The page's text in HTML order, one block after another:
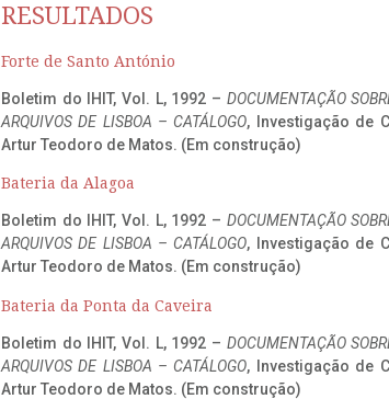
RESULTADOS
Forte de Santo António
Boletim do IHIT, Vol. L, 1992 – DOCUMENTAÇÃO
ARQUIVOS DE LISBOA – CATÁLOGO, Investigação de
Artur Teodoro de Matos. (Em construção)
Bateria da Alagoa
Boletim do IHIT, Vol. L, 1992 – DOCUMENTAÇÃO
ARQUIVOS DE LISBOA – CATÁLOGO, Investigação de
Artur Teodoro de Matos. (Em construção)
Bateria da Ponta da Caveira
Boletim do IHIT, Vol. L, 1992 – DOCUMENTAÇÃO
ARQUIVOS DE LISBOA – CATÁLOGO, Investigação de
Artur Teodoro de Matos. (Em construção)